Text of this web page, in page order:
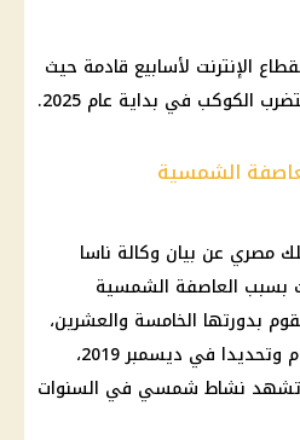
الإنترنت لأسابيع قادمة حيث
الكوكب في بداية عام 2025.
الشمسية
مصري عن بيان وكالة ناسا
بسبب العاصفة الشمسية
بدورتها الخامسة والعشرين،
والتي بدأت منذ خمسة أعوام وتحديدا في ديسمبر 2019،
تشهد نشاط شمسي في السنوات